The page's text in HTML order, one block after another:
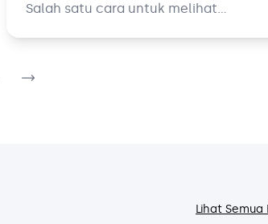
Salah satu cara untuk melihat
tracking maupun memantau langsung
Lihat Semua